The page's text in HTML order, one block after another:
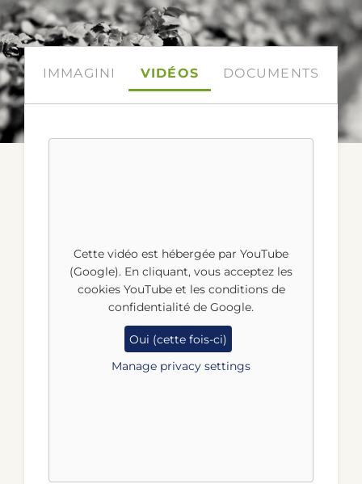
CONTATTACI
IMMAGINI VIDÉOS DOCUMENTS
Cette vidéo est hébergée par YouTube
(Google). En cliquant, vous acceptez les
cookies YouTube et les conditions de
confidentialité de Google.
Oui (cette fois-ci)
Manage privacy settings